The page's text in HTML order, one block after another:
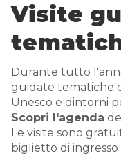
Visite
Durante tutto
guidate tematiche
Unesco e dintorni
Scopri l'agenda
Le visite sono
biglietto di